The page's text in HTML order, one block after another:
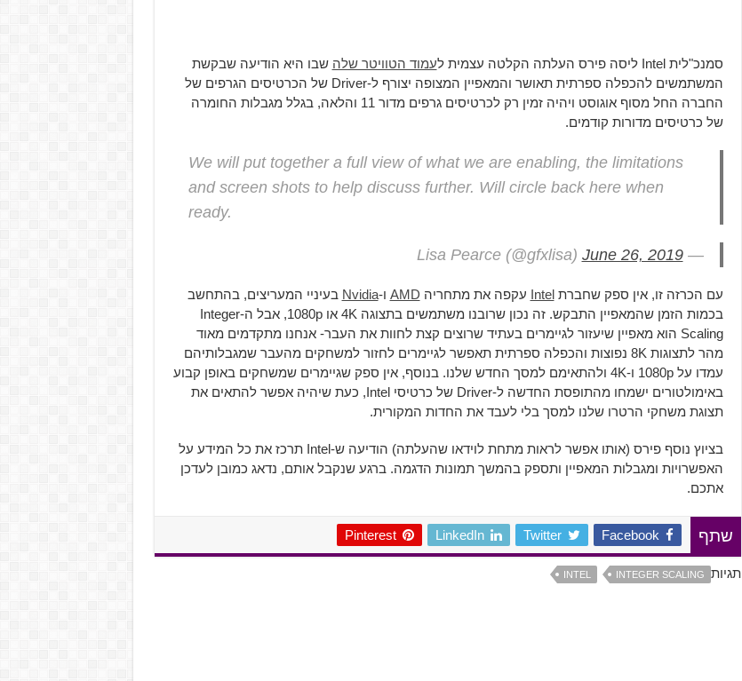
סמנכ"לית Intel ליסה פירס העלתה הקלטה עצמית ל עמוד הטוויטר שלה שבו היא הודיעה שבקשת
המשתמשים להכפלה ספרתית תאושר והמאפיין המצופה יצורף ל-Driver של הכרטיסים הגרפים של
החברה החל מסוף אוגוסט ויהיה זמין רק לכרטיסים גרפים מדור 11 והלאה, בגלל מגבלות החומרה
של כרטיסים מדורות קודמים.
We will put together a full view of what we are enabling, the limitations
and screen shots to help discuss further. Will circle back here when
ready.
— Lisa Pearce (@gfxlisa)
June 26, 2019
עם הכרזה זו, אין ספק שחברתIntel עקפה את מתחריה AMD ו-Nvidia בעיניי המעריצים, בהתחשב
בכמות הזמן שהמאפיין התבקש. זה נכון שרובנו משתמשים בתצוגה 4K או 1080p, אבל ה-Integer
Scaling הוא מאפיין שיעזור לגיימרים בעתיד שרוצים קצת לחוות את העבר- אנחנו מתקדמים מאוד
מהר לתצוגות 8K נפוצות והכפלה ספרתית תאפשר לגיימרים לחזור למשחקים מהעבר שמגבלותיהם
עמדו על 1080p ו-4K ולהתאימם למסך החדש שלנו. בנוסף, אין ספק שגיימרים שמשחקים באופן קבוע
באימולטורים ישמחו מהתופסת החדשה ל-Driver של כרטיסי Intel, כעת שיהיה אפשר להתאים את
תצוגת משחקי הרטרו שלנו למסך בלי לעבד את החדות המקורית.
בציוץ נוסף פירס (אותו אפשר לראות מתחת לוידאו שהעלתה) הודיעה ש-Intel תרכז את כל המידע על
האפשרויות ומגבלות המאפיין ותספק בהמשך תמונות הדגמה. ברגע שנקבל אותם, נדאג כמובן לעדכן
אתכם.
שתף Facebook
Twitter
LinkedIn
Pinterest
תגיות INTEGER SCALING
INTEL